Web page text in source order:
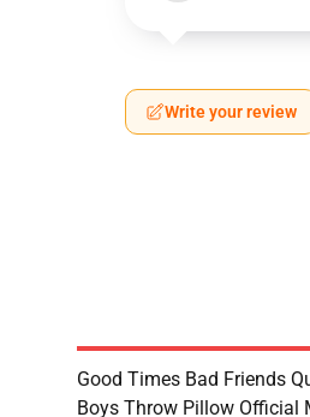
Write your review
Good Times Bad Friends
Boys Throw Pillow Official